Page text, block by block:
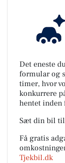
Det eneste
formular og
timer, hvor
konkurrere
hentet inden
Sæt din bil
Få gratis
Tjekbil.dk